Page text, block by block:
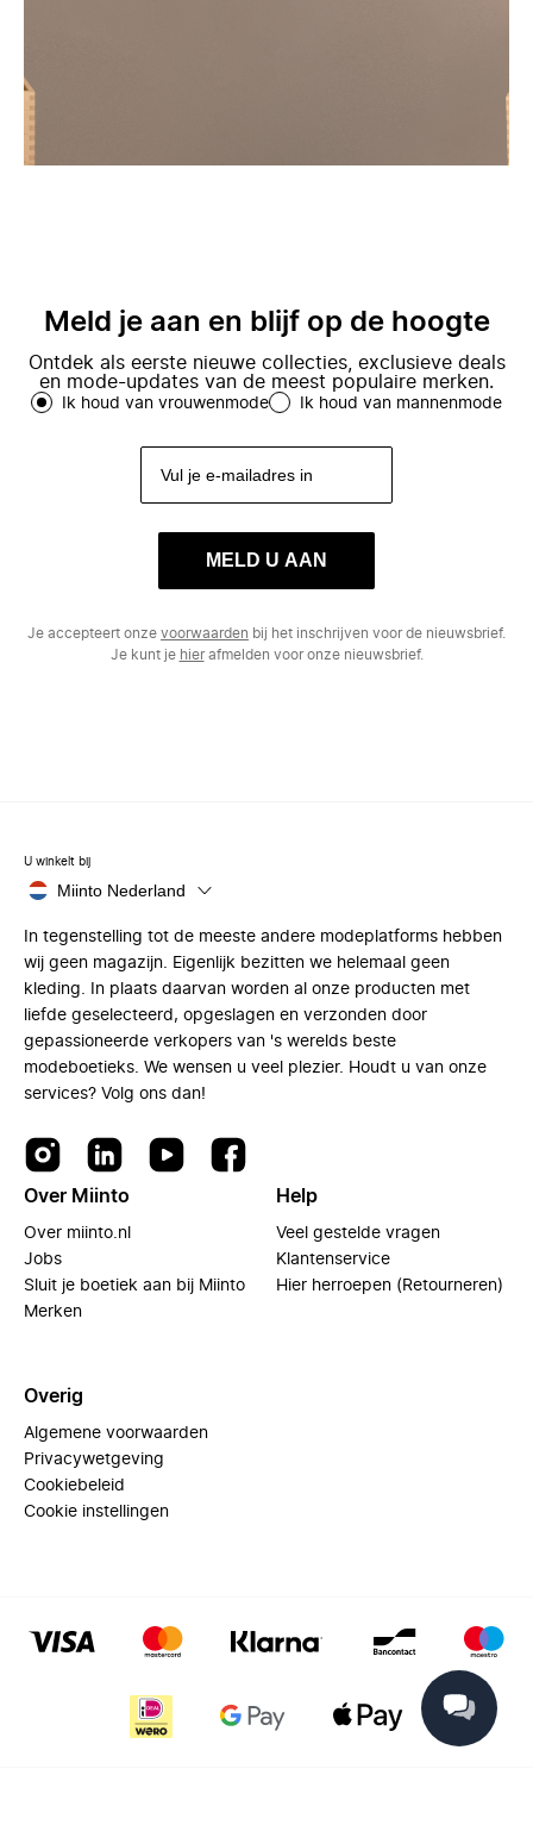
Meld je aan en blijf op de hoogte
Ontdek als eerste nieuwe collecties, exclusieve deals
en mode-updates van de meest populaire merken.
Ik houd van vrouwenmode Ik houd van mannenmode
MELD U AAN
Je accepteert onze voorwaarden bij het inschrijven voor de nieuwsbrief.
Je kunt je hierafmelden voor onze nieuwsbrief.
U winkelt bij
Miinto Nederland
In tegenstelling tot de meeste andere modeplatforms hebben
wij geen magazijn. Eigenlijk bezitten we helemaal geen
kleding. In plaats daarvan worden al onze producten met
liefde geselecteerd, opgeslagen en verzonden door
gepassioneerde verkopers van 's werelds beste
modeboetieks. We wensen u veel plezier. Houdt u van onze
services? Volg ons dan!
Over Miinto
Over miinto.nl
Jobs
Sluit je boetiek aan bij Miinto
Merken
Help
Veel gestelde vragen
Klantenservice
Hier herroepen (Retourneren)
Overig
Algemene voorwaarden
Privacywetgeving
Cookiebeleid
Cookie instellingen